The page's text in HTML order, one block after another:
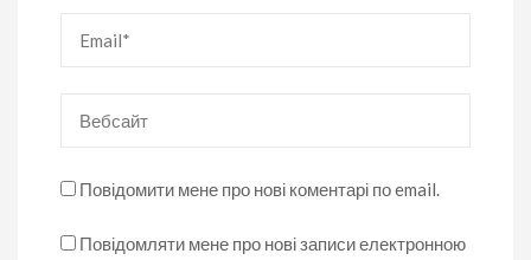
Повідомити мене про нові коментарі по email.
Повідомляти мене про нові записи електронною